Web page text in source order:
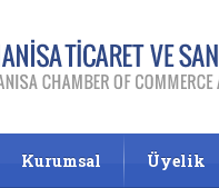
Kurumsal Üyelik